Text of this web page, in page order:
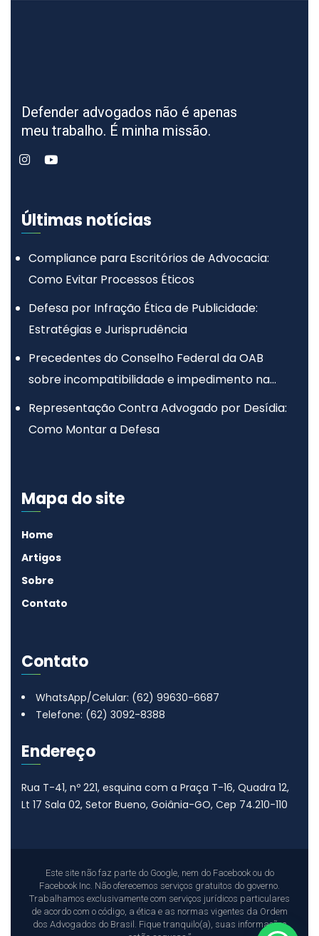
Defender advogados não é apenas
meu trabalho. É minha missão.
Últimas notícias
Compliance para Escritórios de Advocacia:
Como Evitar Processos Éticos
Defesa por Infração Ética de Publicidade:
Estratégias e Jurisprudência
Precedentes do Conselho Federal da OAB
sobre incompatibilidade e impedimento na
advocacia
Representação Contra Advogado por Desídia:
Como Montar a Defesa
Mapa do site
Home
Artigos
Sobre
Contato
Contato
WhatsApp/Celular: (62) 99630-6687
Telefone: (62) 3092-8388
Endereço
Rua T-41, nº 221, esquina com a Praça T-16, Quadra 12,
Lt 17 Sala 02, Setor Bueno, Goiânia-GO, Cep 74.210-110
Este site não faz parte do Google, nem do Facebook ou do
Facebook Inc. Não oferecemos serviços gratuitos do governo.
Trabalhamos exclusivamente com serviços jurídicos particulares
de acordo com o código, a ética e as normas vigentes da Ordem
dos Advogados do Brasil. Fique tranquilo(a), suas informações